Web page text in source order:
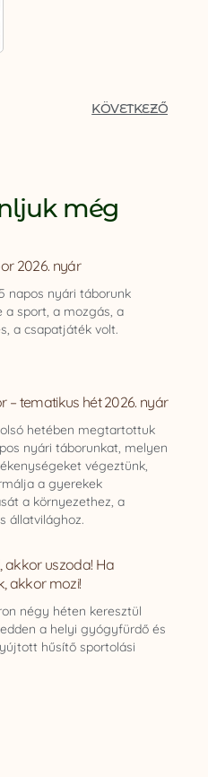
KÖVETKEZŐ
még
2026. nyár
napos nyári táborunk
a sport, a mozgás, a
a csapatjáték volt.
– tematikus hét 2026. nyár
hetében megtartottuk
nyári táborunkat, melyen
végeztünk,
a gyerekek
a környezethez, a
állatvilághoz.
akkor uszoda! Ha
akkor mozi!
négy héten keresztül
a helyi gyógyfürdő és
hűsítő sportolási